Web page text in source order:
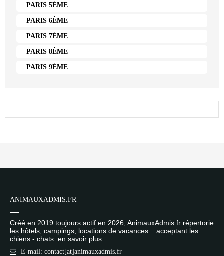
PARIS 5ÈME
PARIS 6ÈME
PARIS 7ÈME
PARIS 8ÈME
PARIS 9ÈME
ANIMAUXADMIS.FR
Créé en 2019 toujours actif en 2026, AnimauxAdmis.fr répertorie
les hôtels, campings, locations de vacances... acceptant les
chiens - chats. en savoir plus
E-mail: contact[at]animauxadmis.fr